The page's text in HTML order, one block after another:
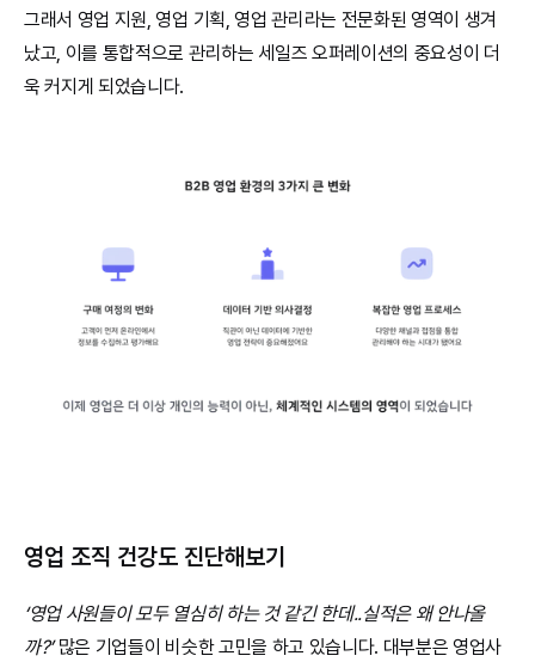
그래서 영업 지원, 영업 기획, 영업 관리라는 전문화된 영역이 생겨
났고, 이를 통합적으로 관리하는 세일즈 오퍼레이션의 중요성이 더
욱 커지게 되었습니다.
영업 조직 건강도 진단해보기
‘영업 사원들이 모두 열심히 하는 것 같긴 한데..실적은 왜 안나올
까?’ 많은 기업들이 비슷한 고민을 하고 있습니다. 대부분은 영업사